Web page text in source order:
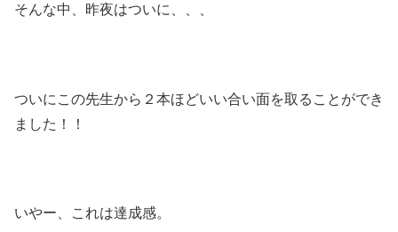
そんな中、昨夜はついに、、、
ついにこの先生から２本ほどいい合い面を取ることができ
ました！！
いやー、これは達成感。